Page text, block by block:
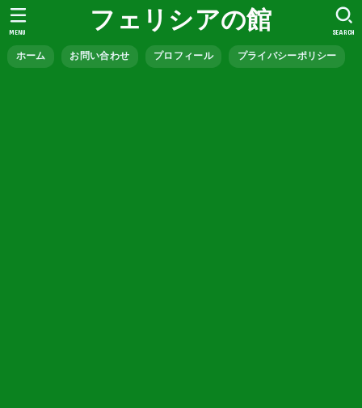
フェリシアの館
ホーム お問い合わせ プロフィール プライバシーポリシー
SEARCH
MENU